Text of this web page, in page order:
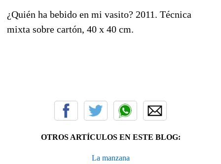
¿Quién ha bebido en mi vasito? 2011. Técnica
mixta sobre cartón, 40 x 40 cm.
OTROS ARTÍCULOS EN ESTE BLOG:
La manzana